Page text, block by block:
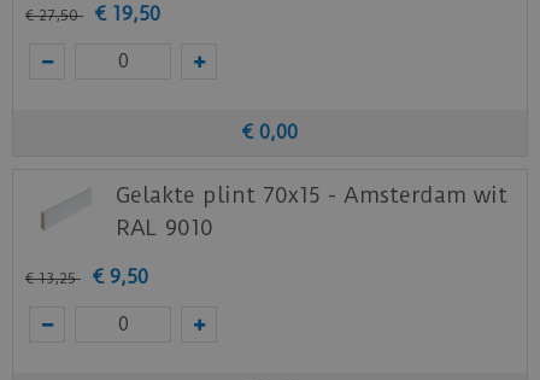
€ 27,50 € 19,50
€ 0,00
Gelakte plint 70x15 - Amsterdam wit
RAL 9010
€ 13,25 € 9,50